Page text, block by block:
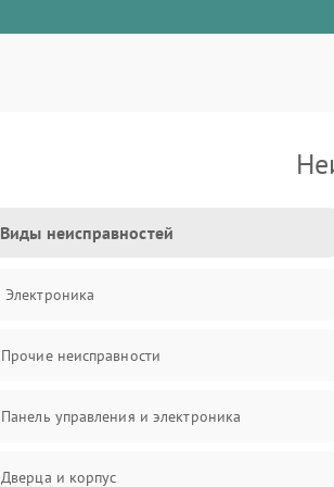
Виды неисправностей
Электроника
Прочие неисправности
Панель управления и электроника
Дверца и корпус